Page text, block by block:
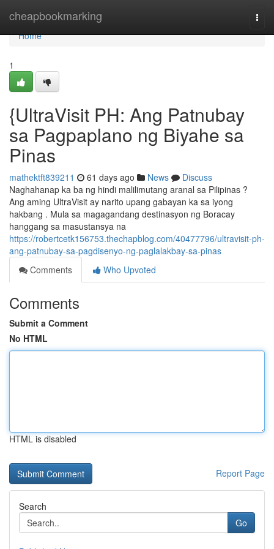
cheapbookmarking
Home
Home
1
{UltraVisit PH: Ang Patnubay
sa Pagpaplano ng Biyahe sa
Pinas
mathektft839211 61 days ago News
Discuss
Naghahanap ka ba ng hindi malilimutang aranal sa Pilipinas ?
Ang aming UltraVisit ay narito upang gabayan ka sa iyong
hakbang . Mula sa magagandang destinasyon ng Boracay
hanggang sa masustansya na
https://robertcetk156753.thechapblog.com/40477796/ultravisit-ph-
ang-patnubay-sa-pagdisenyo-ng-paglalakbay-sa-pinas
Comments
Who Upvoted
Comments
Submit a Comment
No HTML
HTML is disabled
Report Page
Search
Go